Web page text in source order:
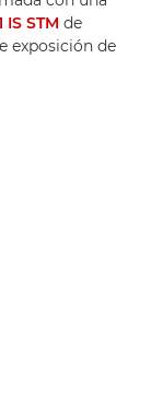
IS STM de
exposición de